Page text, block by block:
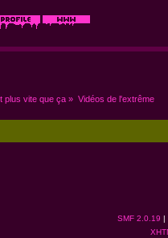
plus vite que ça » Vidéos de l'extrême
SMF 2.0.19